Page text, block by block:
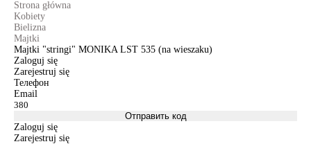
Strona główna
Kobiety
Bielizna
Majtki
Majtki "stringi" MONIKA LST 535 (na wieszaku)
Zaloguj się
Zarejestruj się
Телефон
Email
Отправить код
Zaloguj się
Zarejestruj się